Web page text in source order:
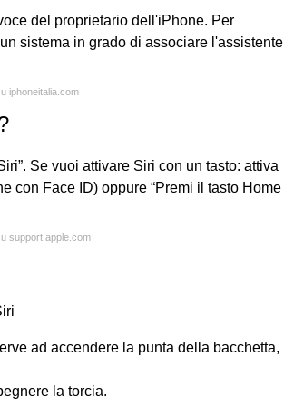
del proprietario dell'iPhone. Per
sistema in grado di associare l'assistente
iphoneitalia.com
Se vuoi attivare Siri con un tasto: attiva
con Face ID) oppure “Premi il tasto Home
support.apple.com
ad accendere la punta della bacchetta,
la torcia.